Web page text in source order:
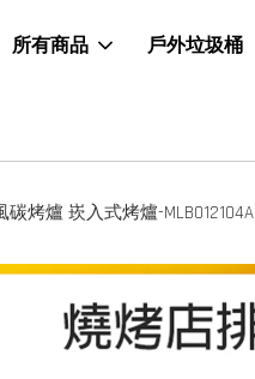
所有商品 戶外垃圾桶
烤爐 崁入式烤爐-MLB012104A